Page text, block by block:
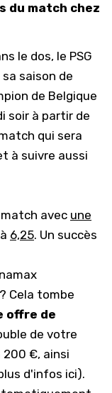
du match chez
le dos, le PSG
saison de
de Belgique
soir à partir de
qui sera
à suivre aussi
avec une
6,25. Un succès
Cela tombe
offre de
de votre
€, ainsi
d'infos ici).